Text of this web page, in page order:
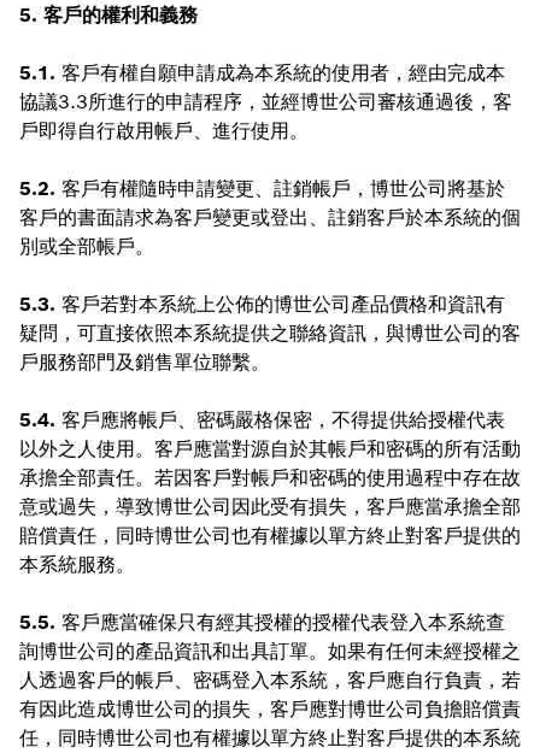
5. 客戶的權利和義務
5.1. 客戶有權自願申請成為本系統的使用者，經由完成本
協議3.3所進行的申請程序，並經博世公司審核通過後，客
戶即得自行啟用帳戶、進行使用。
5.2. 客戶有權隨時申請變更、註銷帳戶，博世公司將基於
客戶的書面請求為客戶變更或登出、註銷客戶於本系統的個
別或全部帳戶。
5.3. 客戶若對本系統上公佈的博世公司產品價格和資訊有
疑問，可直接依照本系統提供之聯絡資訊，與博世公司的客
戶服務部門及銷售單位聯繫。
5.4. 客戶應將帳戶、密碼嚴格保密，不得提供給授權代表
以外之人使用。客戶應當對源自於其帳戶和密碼的所有活動
承擔全部責任。若因客戶對帳戶和密碼的使用過程中存在故
意或過失，導致博世公司因此受有損失，客戶應當承擔全部
賠償責任，同時博世公司也有權據以單方終止對客戶提供的
本系統服務。
5.5. 客戶應當確保只有經其授權的授權代表登入本系統查
詢博世公司的產品資訊和出具訂單。如果有任何未經授權之
人透過客戶的帳戶、密碼登入本系統，客戶應自行負責，若
有因此造成博世公司的損失，客戶應對博世公司負擔賠償責
任，同時博世公司也有權據以單方終止對客戶提供的本系統